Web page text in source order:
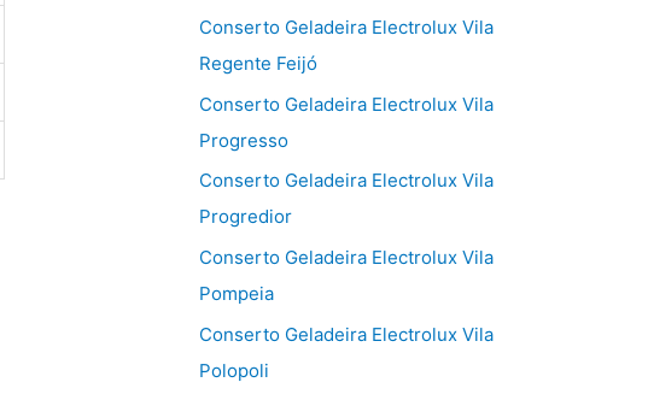
Conserto Geladeira Electrolux Vila
Regente Feijó
Conserto Geladeira Electrolux Vila
Progresso
Conserto Geladeira Electrolux Vila
Progredior
Conserto Geladeira Electrolux Vila
Pompeia
Conserto Geladeira Electrolux Vila
Polopoli